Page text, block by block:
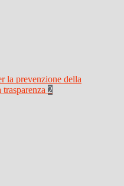
la prevenzione della
2